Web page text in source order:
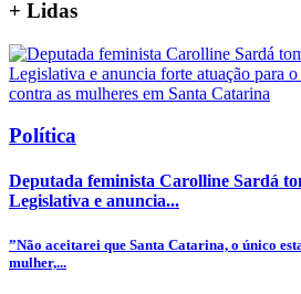
+ Lidas
Política
Deputada feminista Carolline Sardá
Legislativa e anuncia...
”Não aceitarei que Santa Catarina, o único
mulher,...